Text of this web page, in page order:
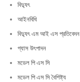
বিদ্যুৎ
আইনবিধি
বিদ্যুৎ এম আই এস প্রতিবেদন
গ্যাস উৎপাদন
মডেল পি এস সি
মডেল পি এস সি বৈশিষ্ট্য